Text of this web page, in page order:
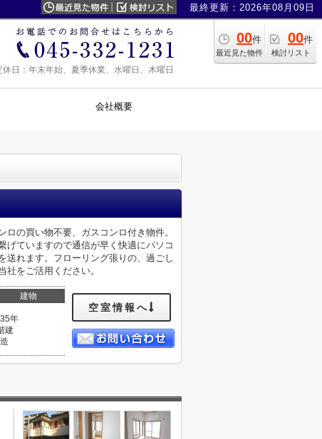
最終更新：2026年08月09日
00件
最近見た物件
00件
検討リスト
日：年末年始、夏季休業、水曜日、木曜日
会社概要
の買い物不要、ガスコンロ付き物件。
げていますので通信が早く快適にパソコ
送れます。フローリング張りの、過ごし
をご活用ください。
建物
年
建
空室情報へ